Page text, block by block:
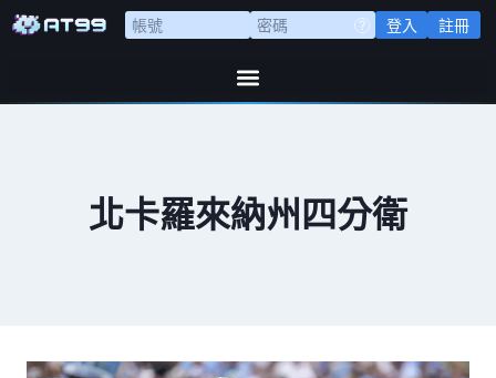
登入 註冊
北卡羅來納州四分衛